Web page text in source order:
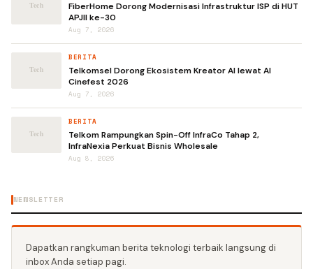
FiberHome Dorong Modernisasi Infrastruktur ISP di HUT
APJII ke-30
Aug 7, 2026
BERITA
Telkomsel Dorong Ekosistem Kreator AI lewat AI
Cinefest 2026
Aug 7, 2026
BERITA
Telkom Rampungkan Spin-Off InfraCo Tahap 2,
InfraNexia Perkuat Bisnis Wholesale
Aug 8, 2026
NEWSLETTER
Dapatkan rangkuman berita teknologi terbaik langsung di
inbox Anda setiap pagi.